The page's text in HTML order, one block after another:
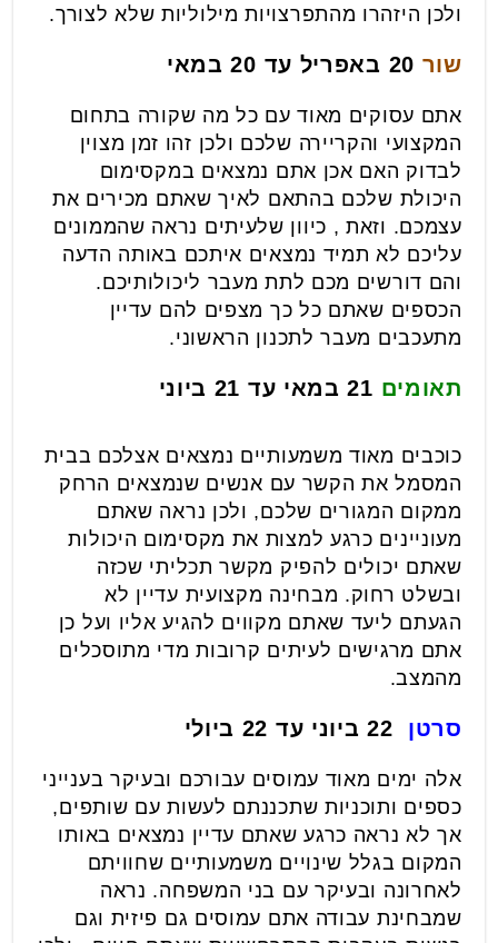
ולכן היזהרו מהתפרצויות מילוליות שלא לצורך.
שור 20 באפריל עד 20 במאי
אתם עסוקים מאוד עם כל מה שקורה בתחום
המקצועי והקריירה שלכם ולכן זהו זמן מצוין
לבדוק האם אכן אתם נמצאים במקסימום
היכולת שלכם בהתאם לאיך שאתם מכירים את
עצמכם. וזאת , כיוון שלעיתים נראה שהממונים
עליכם לא תמיד נמצאים איתכם באותה הדעה
והם דורשים מכם לתת מעבר ליכולותיכם.
הכספים שאתם כל כך מצפים להם עדיין
מתעכבים מעבר לתכנון הראשוני.
תאומים 21 במאי עד 21 ביוני
כוכבים מאוד משמעותיים נמצאים אצלכם בבית
המסמל את הקשר עם אנשים שנמצאים הרחק
ממקום המגורים שלכם, ולכן נראה שאתם
מעוניינים כרגע למצות את מקסימום היכולות
שאתם יכולים להפיק מקשר תכליתי שכזה
ובשלט רחוק. מבחינה מקצועית עדיין לא
הגעתם ליעד שאתם מקווים להגיע אליו ועל כן
אתם מרגישים לעיתים קרובות מדי מתוסכלים
מהמצב.
סרטן
אלה ימים מאוד עמוסים עבורכם ובעיקר בענייני
כספים ותוכניות שתכננתם לעשות עם שותפים,
אך לא נראה כרגע שאתם עדיין נמצאים באותו
המקום בגלל שינויים משמעותיים שחוויתם
לאחרונה ובעיקר עם בני המשפחה. נראה
שמבחינת עבודה אתם עמוסים גם פיזית וגם